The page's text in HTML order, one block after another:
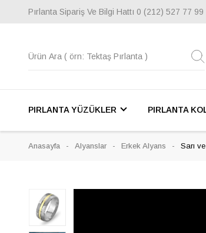
Pırlanta Sipariş Ve Bilgi Hattı 0 (212) 527 77 99
PIRLANTA YÜZÜKLER PIRLANTA
Anasayfa Alyanslar Erkek Alyans Sarı